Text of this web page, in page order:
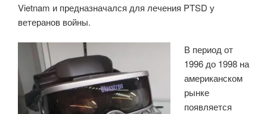
Vietnam и предназначался для лечения PTSD у
ветеранов войны.
В период от
1996 до 1998 на
американском
рынке
появляется